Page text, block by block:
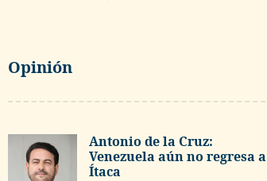
Opinión
Antonio de la Cruz:
Venezuela aún no regresa a
Ítaca